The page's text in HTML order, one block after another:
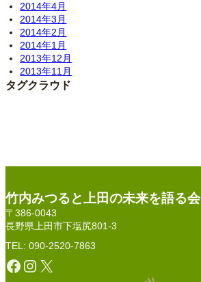
2014年4月
2014年3月
2014年2月
2014年1月
2013年12月
2013年11月
タグクラウド
竹内みつると上田の未来を語る会
〒386-0043
長野県上田市下塩尻801-3
TEL: 090-2520-7863
Facebook Instagram X